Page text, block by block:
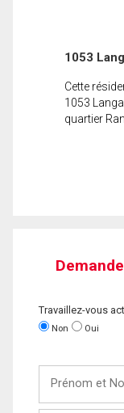
1053
Cette
1053
quartier
Travaillez-vous
Non Oui
Nom